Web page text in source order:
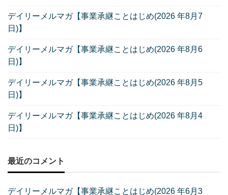
デイリーメルマガ【事業承継ことはじめ(2026 年8月7
日)】
デイリーメルマガ【事業承継ことはじめ(2026 年8月6
日)】
デイリーメルマガ【事業承継ことはじめ(2026 年8月5
日)】
デイリーメルマガ【事業承継ことはじめ(2026 年8月4
日)】
最近のコメント
デイリーメルマガ【事業承継ことはじめ(2026 年6月3